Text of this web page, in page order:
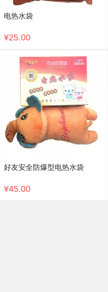
电热水袋
¥25.00
好友安全防爆型电热水袋
¥45.00